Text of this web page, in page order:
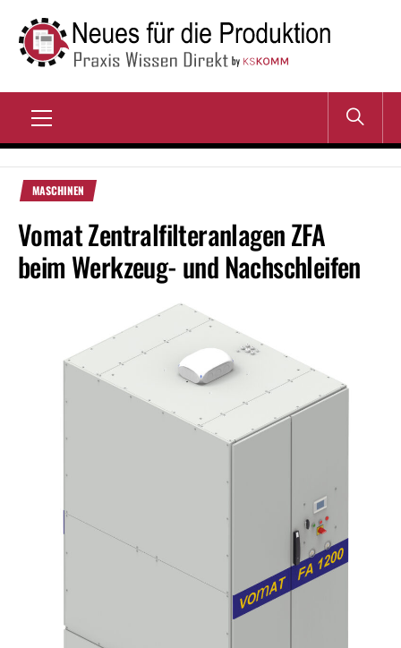
Inhalt
springen
NEUES FÜR DIE
PRODUKTION
Menu
MASCHINEN
Vomat Zentralfilteranlagen ZFA
beim Werkzeug- und Nachschleifen